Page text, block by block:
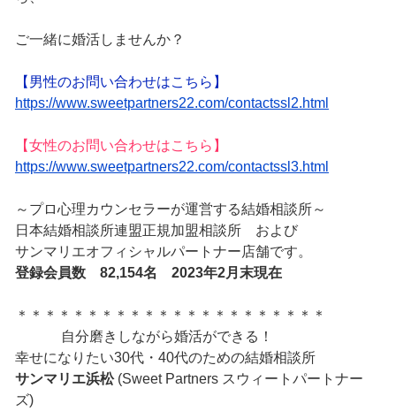
ご一緒に婚活しませんか？
【男性のお問い合わせはこちら】
https://www.sweetpartners22.com/contactssl2.html
【女性のお問い合わせはこちら】
https://www.sweetpartners22.com/contactssl3.html
～プロ心理カウンセラーが運営する結婚相談所～
日本結婚相談所連盟正規加盟相談所 および
サンマリエオフィシャルパートナー店舗です。
登録会員数 82,154名 2023年2月末現在
＊＊＊＊＊＊＊＊＊＊＊＊＊＊＊＊＊＊＊＊＊＊
自分磨きしながら婚活ができる！
幸せになりたい30代・40代のための結婚相談所
サンマリエ浜松(Sweet Partners スウィートパートナー
ズ)